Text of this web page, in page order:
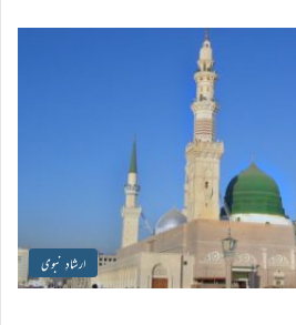
ارشادِ نبوی